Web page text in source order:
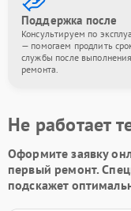
Поддержка после
Консультируем по
— помогаем продлить
службы после выполнения
ремонта.
Не работает
Оформите заявку
первый ремонт.
подскажет